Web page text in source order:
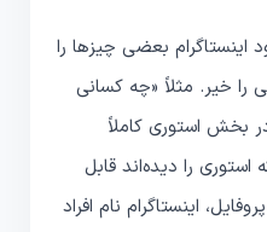
اینستاگرام بعضی چیزها را
خیر. مثلاً «چه کسانی
بخش استوری کاملاً
را دیده‌اند قابل
اینستاگرام نام افراد